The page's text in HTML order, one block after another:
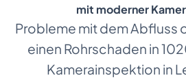
mit moderner
Probleme mit dem Abfluss
einen Rohrschaden in
Kamerainspektion in